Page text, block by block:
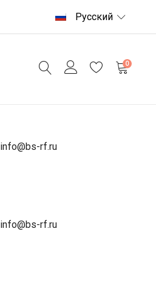
Русский
0
info@bs-rf.ru
info@bs-rf.ru